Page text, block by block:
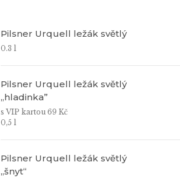
Pilsner Urquell ležák světlý
0.3 l
Pilsner Urquell ležák světlý
„hladinka”
s VIP kartou 69 Kč
0,5 l
Pilsner Urquell ležák světlý
„šnyt“